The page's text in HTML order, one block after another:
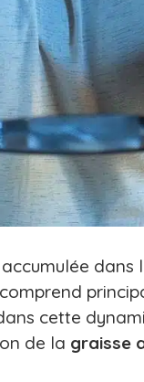
accumulée dans
cette
de la graisse